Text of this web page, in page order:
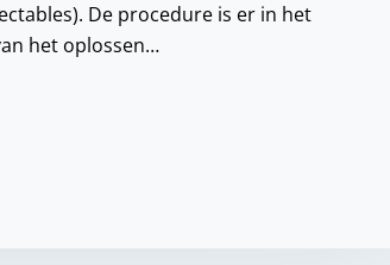
De procedure is er in het
het oplossen…